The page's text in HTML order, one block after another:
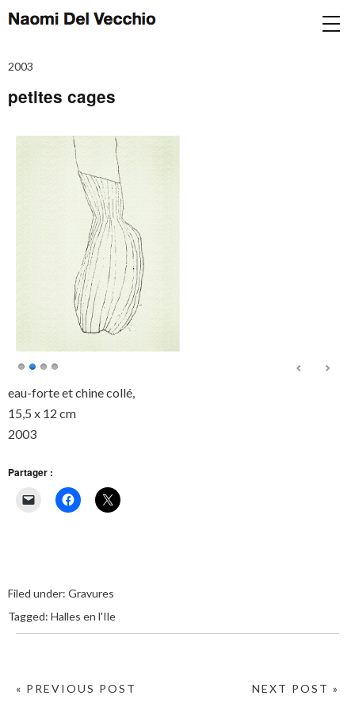
2003
petites cages
eau-forte et chine collé,
15,5 x 12 cm
2003
Partager :
Filed under: Gravures
Tagged: Halles en l'Ile
NEXT POST »
« PREVIOUS POST